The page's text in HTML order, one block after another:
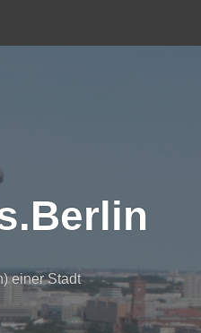
einer Stadt